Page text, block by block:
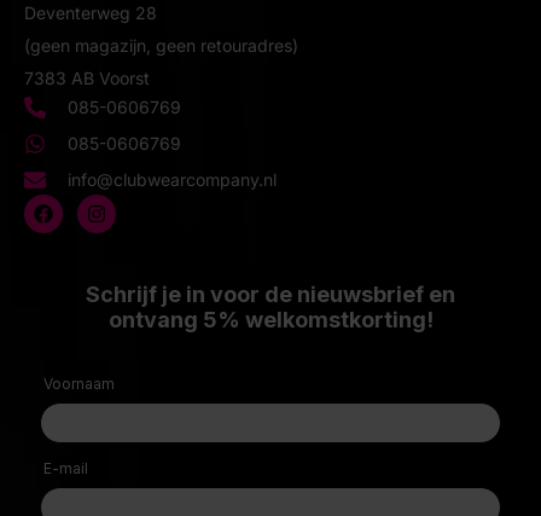
Deventerweg 28
(geen magazijn, geen retouradres)
7383 AB Voorst
085-0606769
085-0606769
info@clubwearcompany.nl